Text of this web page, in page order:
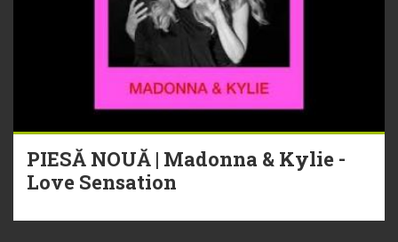
PIESĂ NOUĂ | Madonna & Kylie -
Love Sensation